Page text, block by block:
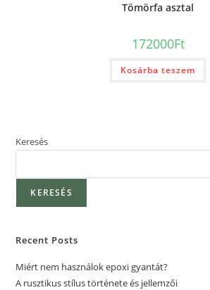
Tömörfa asztal
172000Ft
Kosárba teszem
Keresés
KERESÉS
Recent Posts
Miért nem használok epoxi gyantát?
A rusztikus stílus története és jellemzői